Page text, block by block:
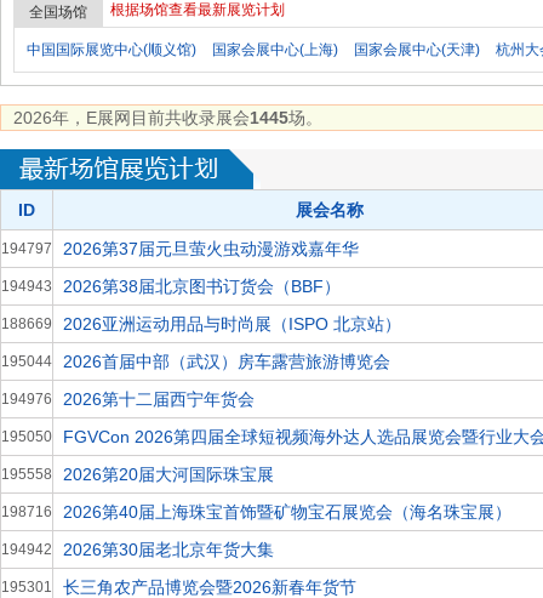
全国场馆 根据场馆查看最新展览计划
中国国际展览中心(顺义馆) 国家会展中心(上海) 国家会展中心(天津) 杭州
2026年，E展网目前共收录展会1445场。
ID 展会名称
194797 2026第37届元旦萤火虫动漫游戏嘉年华
194943 2026第38届北京图书订货会（BBF）
188669 2026亚洲运动用品与时尚展（ISPO 北京站）
195044 2026首届中部（武汉）房车露营旅游博览会
194976 2026第十二届西宁年货会
195050 FGVCon 2026第四届全球短视频海外达人选品展览会暨行业大
195558 2026第20届大河国际珠宝展
198716 2026第40届上海珠宝首饰暨矿物宝石展览会（海名珠宝展）
194942 2026第30届老北京年货大集
195301 长三角农产品博览会暨2026新春年货节